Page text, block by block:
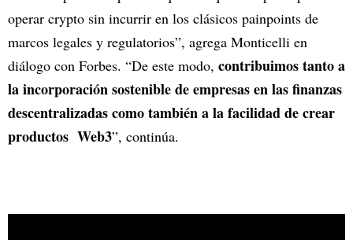
operar crypto sin incurrir en los clásicos painpoints de
marcos legales y regulatorios”, agrega Monticelli en
diálogo con Forbes. “De este modo, contribuimos tanto a
la incorporación sostenible de empresas en las finanzas
descentralizadas como también a la facilidad de crear
productos Web3”, continúa.